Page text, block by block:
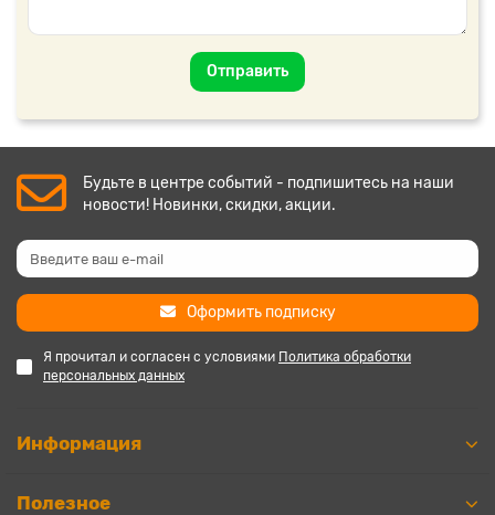
Отправить
Будьте в центре событий - подпишитесь на наши
новости! Новинки, скидки, акции.
Оформить подписку
Я прочитал и согласен с условиями Политика обработки
персональных данных
Информация
Полезное